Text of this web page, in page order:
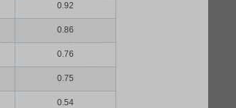
0.92
0.86
0.76
0.75
0.54